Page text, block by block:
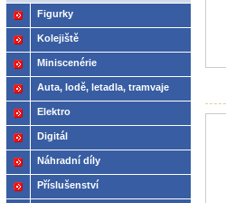
Figurky
Kolejiště
Miniscenérie
Auta, lodě, letadla, tramvaje
Elektro
Digitál
Náhradní díly
Příslušenství